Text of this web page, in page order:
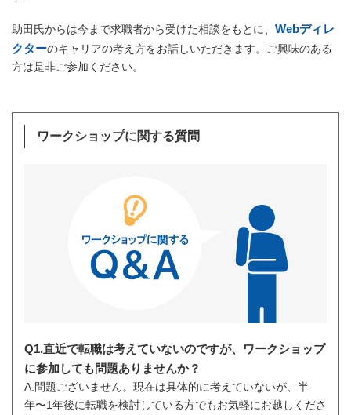
助田氏からは今まで求職者から受けた相談をもとに、 Webディレ
クターのキャリアの考え方をお話しいただきます。ご興味のある
方は是非ご参加ください。
ワークショップに関する質問
Q1.直近で転職は考えていないのですが、ワークショップ
に参加しても問題ありませんか？
A.問題ございません。現在は具体的に考えていないが、半
年〜1年後に転職を検討している方でもお気軽にお越しくださ